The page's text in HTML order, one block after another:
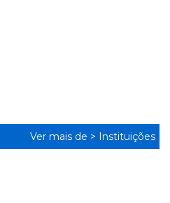
Ver mais de > Instituições